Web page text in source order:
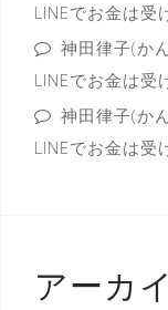
LINEでお金は受
神田律子(か
LINEでお金は受
神田律子(か
LINEでお金は受
アーカ